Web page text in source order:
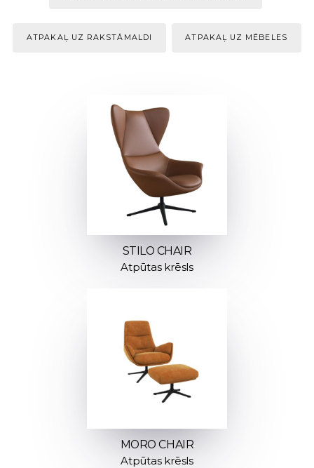
ATPAKAĻ UZ RAKSTĀMALDI ATPAKAĻ UZ MĒBELES
STILO CHAIR
Atpūtas krēsls
MORO CHAIR
Atpūtas krēsls